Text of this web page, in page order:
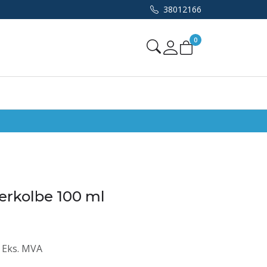
38012166
Mine sider
0
100 ml
Eks. MVA